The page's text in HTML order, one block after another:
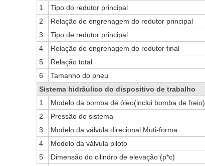
1
Tipo do redutor principal
2
Relação de engrenagem do redutor principal
3
Tipo de redutor principal
4
Relação de engrenagem do redutor final
5
Relação total
6
Tamanho do pneu
Sistema hidráulico do dispositivo de trabalho
1
Modelo da bomba de óleo(inclui bomba de freio)
2
Pressão do sistema
3
Modelo da válvula direcional Muti-forma
4
Modelo da válvula piloto
5
Dimensão do cilindro de elevação (p*c)